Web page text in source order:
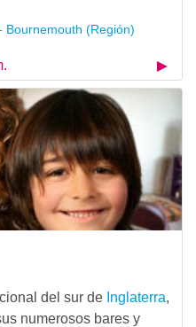
Bournemouth (Región)
del sur de Inglaterra,
numerosos bares y